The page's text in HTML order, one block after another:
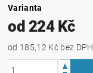
Varianta
od 224 Kč
od 185,12 Kč bez DPH